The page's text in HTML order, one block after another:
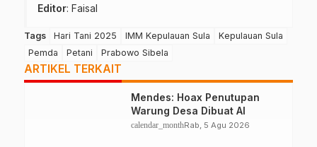
Editor: Faisal
Tags Hari Tani 2025 IMM Kepulauan Sula
Kepulauan Sula
Pemda
Petani Prabowo Sibela
ARTIKEL TERKAIT
Mendes: Hoax Penutupan
Warung Desa Dibuat AI
calendar_monthRab, 5 Agu 2026